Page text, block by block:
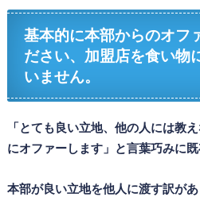
基本的に本部からのオフ
ださい、加盟店を食い物
いません。
「とても良い立地、他の人には教
にオファーします」と言葉巧みに既
本部が良い立地を他人に渡す訳が